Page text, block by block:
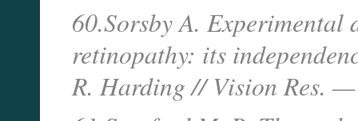
60.Sorsby A.
retinopathy: its
R. Harding // Vision Res.